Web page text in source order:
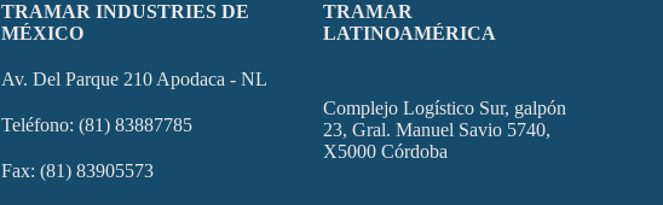
TRAMAR INDUSTRIES DE
MÉXICO
Av. Del Parque 210 Apodaca - NL
Teléfono: (81) 83887785
Fax: (81) 83905573
TRAMAR
LATINOAMÉRICA
Complejo Logístico Sur, galpón
23, Gral. Manuel Savio 5740,
X5000 Córdoba